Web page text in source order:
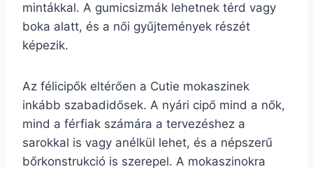
mintákkal. A gumicsizmák lehetnek térd vagy
boka alatt, és a női gyűjtemények részét
képezik.
Az félicipők eltérően a Cutie mokaszinek
inkább szabadidősek. A nyári cipő mind a nők,
mind a férfiak számára a tervezéshez a
sarokkal is vagy anélkül lehet, és a népszerű
bőrkonstrukció is szerepel. A mokaszinokra